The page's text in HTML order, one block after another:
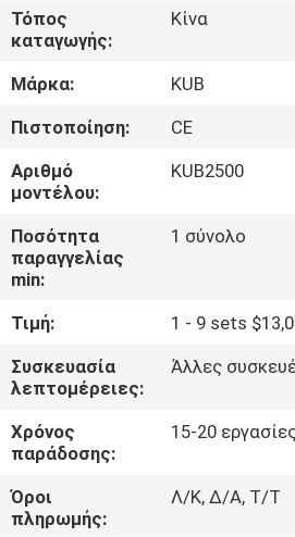
ΠΕΡΊΠΟΥ
ΕΜΕΊΣ
ΓΎΡΟΣ
ΕΡΓΟΣΤΑΣΊΩΝ
ΠΟΙΟΤΙΚΌΣ
ΜΑΣ
ΕΛΆΤΕ
ΣΕ
ΕΠΑΦΉ
ΜΕ
Τόπος
καταγωγής:
Κίνα
Μάρκα:
KUB
Πιστοποίηση:
CE
Αριθμό
μοντέλου:
KUB2500
Ποσότητα
παραγγελίας
min:
1 σύνολο
Τιμή:
1 - 9 sets
Συσκευασία
λεπτομέρειες:
Άλλες
Χρόνος
παράδοσης:
15-20
Όροι
πληρωμής:
Λ/Κ, Δ/Α, Τ/Τ